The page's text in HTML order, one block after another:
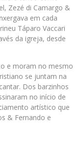
Zezé di Camargo &
em cada
Táparo Vaccari
da igreja, desde
e moram no mesmo
se juntam na
Dos barzinhos
no início de
artístico que
& Fernando e